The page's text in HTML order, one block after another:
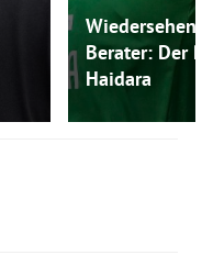
Wiedersehen
Berater: Der
Haidara